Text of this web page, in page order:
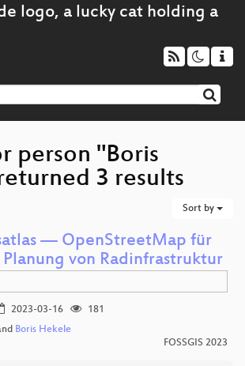
person "Boris
3 results
Sort by
— OpenStreetMap für
von Radinfrastruktur
2023-03-16
181
Boris Hekele
FOSSGIS 2023